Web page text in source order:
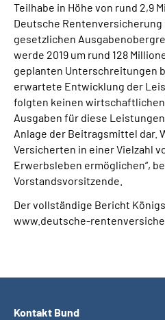
Teilhabe in Höhe von rund 2,9
Deutsche
gesetzlichen
werde 2019 um rund 128
geplanten Unterschreitungen
erwartete Entwicklung der
folgten keinen wirtschaftlichen
Ausgaben für diese
Anlage der Beitragsmittel dar.
Versicherten in einer Vielzahl
Erwerbsleben ermöglichen“,
Vorstandsvorsitzende.
Der vollständige Bericht
www.deutsche-
Kontakt Bund